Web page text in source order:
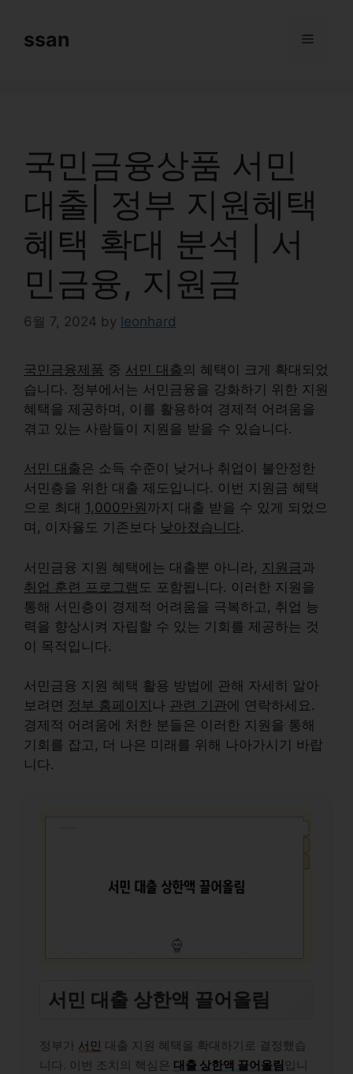
contentssan Menu
국민금융상품 서민
대출| 정부 지원혜택
혜택 확대 분석 | 서
민금융, 지원금
6월 7, 2024 by leonhard
국민금융제품 중 서민 대출의 혜택이 크게 확대되었
습니다. 정부에서는 서민금융을 강화하기 위한 지원
혜택을 제공하며, 이를 활용하여 경제적 어려움을
겪고 있는 사람들이 지원을 받을 수 있습니다.
서민 대출 은 소득 수준이 낮거나 취업이 불안정한
서민층을 위한 대출 제도입니다. 이번 지원금 혜택
으로 최대 1,000만원 까지 대출 받을 수 있게 되었으
며, 이자율도 기존보다 낮아졌습니다.
서민금융 지원 혜택에는 대출뿐 아니라, 지원금과
취업 훈련 프로그램 도 포함됩니다. 이러한 지원을
통해 서민층이 경제적 어려움을 극복하고, 취업 능
력을 향상시켜 자립할 수 있는 기회를 제공하는 것
이 목적입니다.
서민금융 지원 혜택 활용 방법에 관해 자세히 알아
보려면 정부 홈페이지 나 관련 기관에 연락하세요.
경제적 어려움에 처한 분들은 이러한 지원을 통해
기회를 잡고, 더 나은 미래를 위해 나아가시기 바랍
니다.
서민 대출 상한액 끌어올림
정부가 서민 대출 지원 혜택을 확대하기로 결정했습
니다. 이번 조치의 핵심은 대출 상한액 끌어올림입니